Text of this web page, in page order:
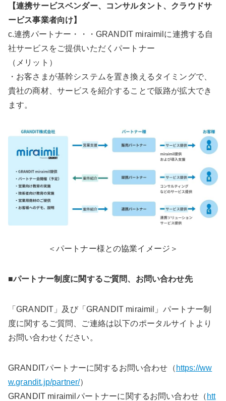
【連携サービスベンダー、コンサルタント、クラウドサ
ービス事業者向け】
c.連携パートナー・・・GRANDIT miraimilに連携する自
社サービスをご提供いただくパートナー
（メリット）
・お客さまが基幹システムを置き換えるタイミングで、
貴社の商材、サービスを紹介することで販路が拡大でき
ます。
＜パートナー様との協業イメージ＞
■パートナー制度に関するご質問、お問い合わせ先
「GRANDIT」及び「GRANDIT miraimil」パートナー制
度に関するご質問、ご連絡は以下のポータルサイトより
お問い合わせください。
GRANDITパートナーに関するお問い合わせ（ https://ww
w.grandit.jp/partner/）
GRANDIT miraimilパートナーに関するお問い合わせ（ htt